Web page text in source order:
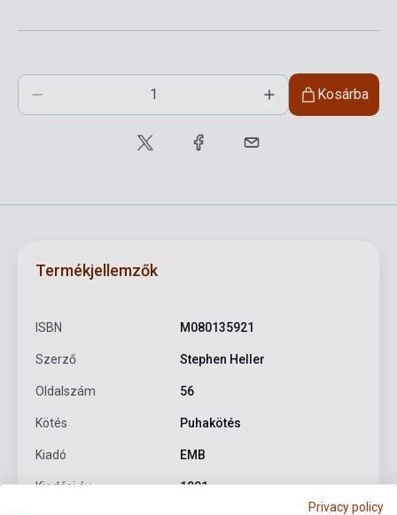
Kosárba
Termékjellemzők
ISBN M080135921
Szerző Stephen Heller
Oldalszám 56
Kötés Puhakötés
Kiadó EMB
Kiadási év 1991
Privacy policy